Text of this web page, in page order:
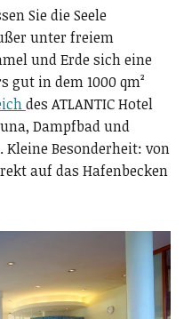
Sie die Seele
unter freiem
und Erde sich eine
gut in dem 1000 qm²
des ATLANTIC Hotel
Dampfbad und
Besonderheit: von
auf das Hafenbecken